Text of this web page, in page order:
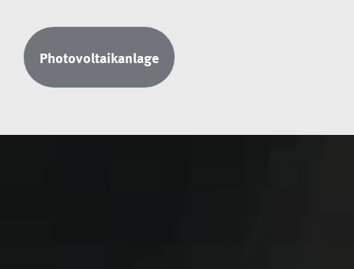
Photovoltaikanlage